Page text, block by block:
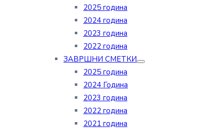
2025 година
2024 година
2023 година
2022 година
ЗАВРШНИ СМЕТКИ
2025 година
2024 Година
2023 година
2022 година
2021 година